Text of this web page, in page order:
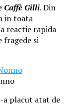
Caffè Gilli. Din
in toata
reactie rapida
fragede si
a placut atat de